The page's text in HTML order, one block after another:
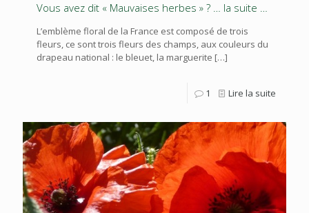
Vous avez dit « Mauvaises herbes » ? … la suite …
L’emblème floral de la France est composé de trois
fleurs, ce sont trois fleurs des champs, aux couleurs du
drapeau national : le bleuet, la marguerite […]
1 Lire la suite